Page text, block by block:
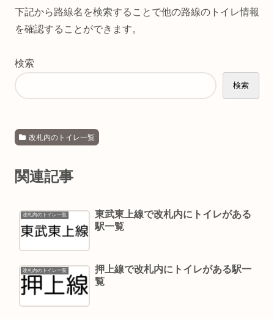
下記から路線名を検索することで他の路線のトイレ情報
を確認することができます。
検索
検索
改札内のトイレ一覧
関連記事
改札内のトイレ一覧
東武東上線で改札内にトイレがある
駅一覧
改札内のトイレ一覧
押上線で改札内にトイレがある駅一
覧